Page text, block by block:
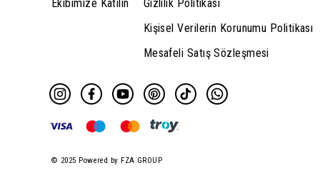
Ekibimize Katılın
Gizlilik Politikası
Kişisel Verilerin Korunumu Politikası
Mesafeli Satış Sözleşmesi
© 2025 Powered by FZA GROUP